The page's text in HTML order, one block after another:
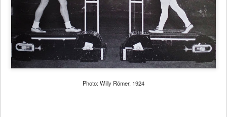
Photo: Willy Römer, 1924